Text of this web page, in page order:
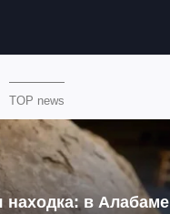
TOP news
находка: в Алабаме